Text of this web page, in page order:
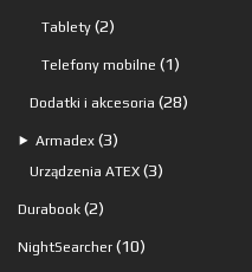
Tablety 22
produkty
Telefony mobilne 11
produkt
Dodatki i akcesoria 2828
⯈ Armadex 33
produkty
Urządzenia ATEX 33
Durabook 22
produkty
NightSearcher 1010